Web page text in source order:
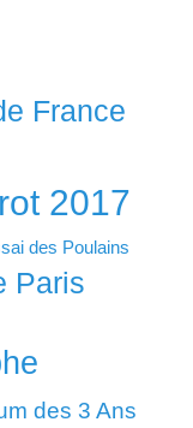
France
2017
des Poulains
Paris
des 3 Ans